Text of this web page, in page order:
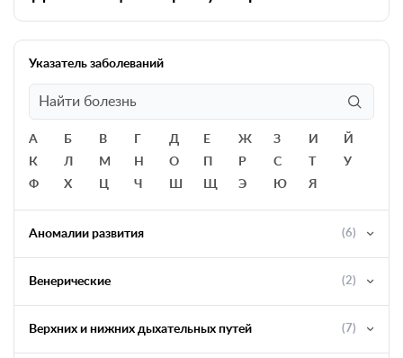
Указатель заболеваний
А Б В Д Е Ж З И
Й
К
Л М Н О Р С
У
Ф
Х Ц Ч Ш Щ Э Ю Я
Аномалии развития (6)
Венерические (2)
Верхних и нижних дыхательных путей (7)